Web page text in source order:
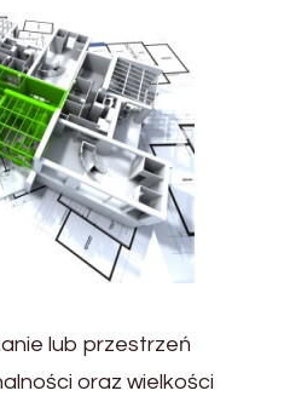
lub przestrzeń
oraz wielkości